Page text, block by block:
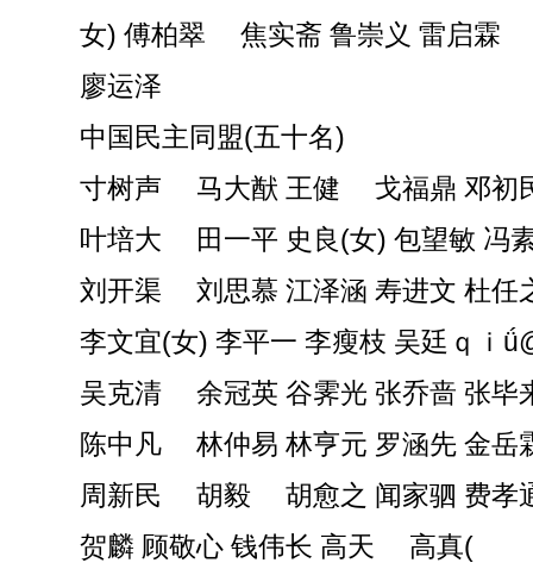
女) 傅柏翠 焦实斋 鲁崇义 雷启霖
廖运泽
中国民主同盟(五十名)
寸树声 马大猷 王健 戈福鼎 邓初
叶培大 田一平 史良(女) 包望敏 冯
刘开渠 刘思慕 江泽涵 寿进文 杜任
李文宜(女) 李平一 李瘦枝 吴廷ｑｉ
吴克清 余冠英 谷霁光 张乔啬 张毕
陈中凡 林仲易 林亨元 罗涵先 金岳
周新民 胡毅 胡愈之 闻家驷 费孝
贺麟 顾敬心 钱伟长 高天 高真(